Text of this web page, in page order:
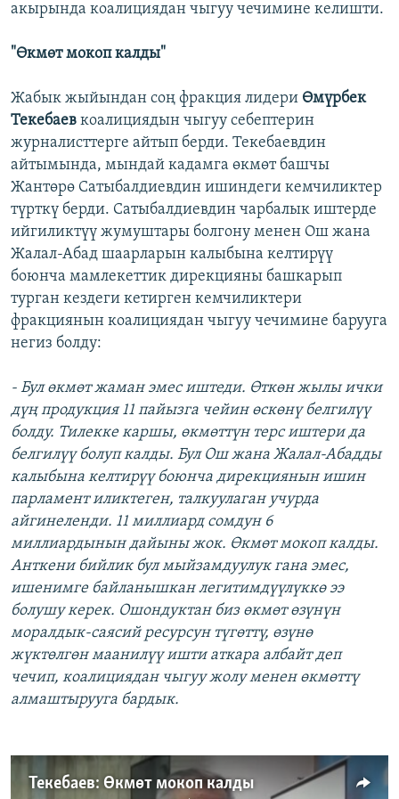
акырында коалициядан чыгуу чечимине келишти.
"Өкмөт мокоп калды"
Жабык жыйындан соң фракция лидери Өмүрбек
Текебаев коалициядын чыгуу себептерин
журналисттерге айтып берди. Текебаевдин
айтымында, мындай кадамга өкмөт башчы
Жантөрө Сатыбалдиевдин ишиндеги кемчиликтер
түрткү берди. Сатыбалдиевдин чарбалык иштерде
ийгиликтүү жумуштары болгону менен Ош жана
Жалал-Абад шаарларын калыбына келтирүү
боюнча мамлекеттик дирекцияны башкарып
турган кездеги кетирген кемчиликтери
фракциянын коалициядан чыгуу чечимине барууга
негиз болду:
- Бул өкмөт жаман эмес иштеди. Өткөн жылы ички
дүң продукция 11 пайызга чейин өскөнү белгилүү
болду. Тилекке каршы, өкмөттүн терс иштери да
белгилүү болуп калды. Бул Ош жана Жалал-Абадды
калыбына келтирүү боюнча дирекциянын ишин
парламент иликтеген, талкуулаган учурда
айгинеленди. 11 миллиард сомдун 6
миллиардынын дайыны жок. Өкмөт мокоп калды.
Анткени бийлик бул мыйзамдуулук гана эмес,
ишенимге байланышкан легитимдүүлүккө ээ
болушу керек. Ошондуктан биз өкмөт өзүнүн
моралдык-саясий ресурсун түгөттү, өзүнө
жүктөлгөн маанилүү ишти аткара албайт деп
чечип, коалициядан чыгуу жолу менен өкмөттү
алмаштырууга бардык.
Текебаев: Өкмөт мокоп калды